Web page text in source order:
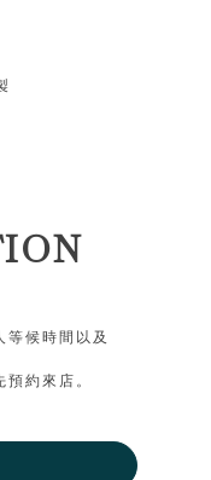
等候時間以及
約來店。